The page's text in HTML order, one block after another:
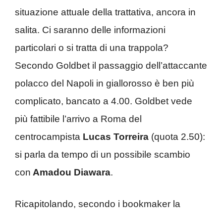
situazione attuale della trattativa, ancora in
salita. Ci saranno delle informazioni
particolari o si tratta di una trappola?
Secondo Goldbet il passaggio dell’attaccante
polacco del Napoli in giallorosso è ben più
complicato, bancato a 4.00. Goldbet vede
più fattibile l’arrivo a Roma del
centrocampista Lucas Torreira (quota 2.50):
si parla da tempo di un possibile scambio
con Amadou Diawara.
Ricapitolando, secondo i bookmaker la